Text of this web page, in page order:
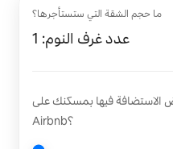
ما حجم الشقة التي ستستأجرها؟
عدد غرف النوم: 1
الاستضافة فيها بمسكنك على
Airbnb؟